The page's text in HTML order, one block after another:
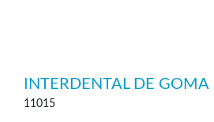
INTERDENTAL DE GOMA
11015